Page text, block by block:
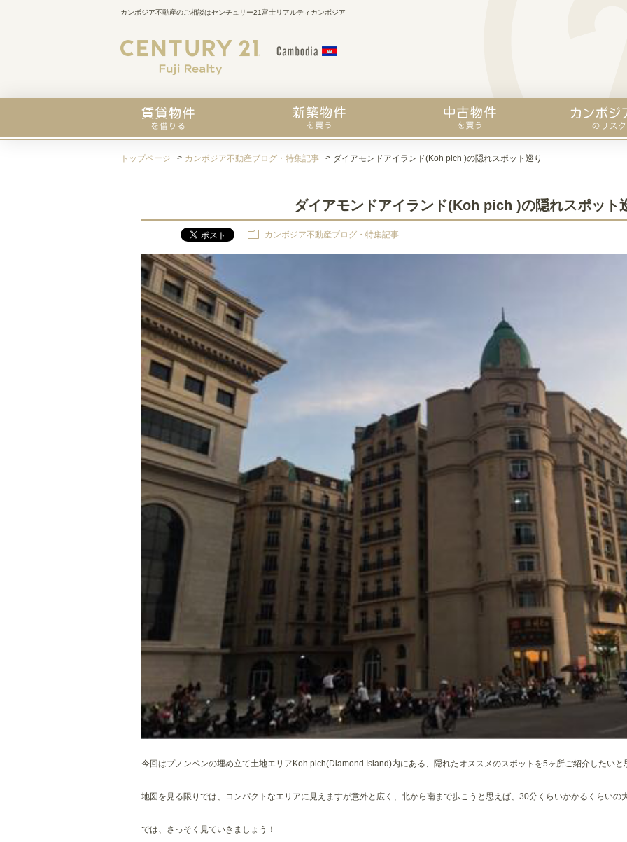
カンボジア不動産のご相談はセンチュリー21富士リアルティカンボジア
トップページ カンボジア不動産ブログ・特集記事 ダイアモンドアイランド(Koh pich )の隠れスポット巡り
ダイアモンドアイランド(Koh pich )の隠れスポット
カンボジア不動産ブログ・特集記事
今回はプノンペンの埋め立て土地エリアKoh pich(Diamond Island)内にある、隠れたオススメのスポットを5ヶ所ご紹介したいと
地図を見る限りでは、コンパクトなエリアに見えますが意外と広く、北から南まで歩こうと思えば、30分くらいかかるくらいの
では、さっそく見ていきましょう！